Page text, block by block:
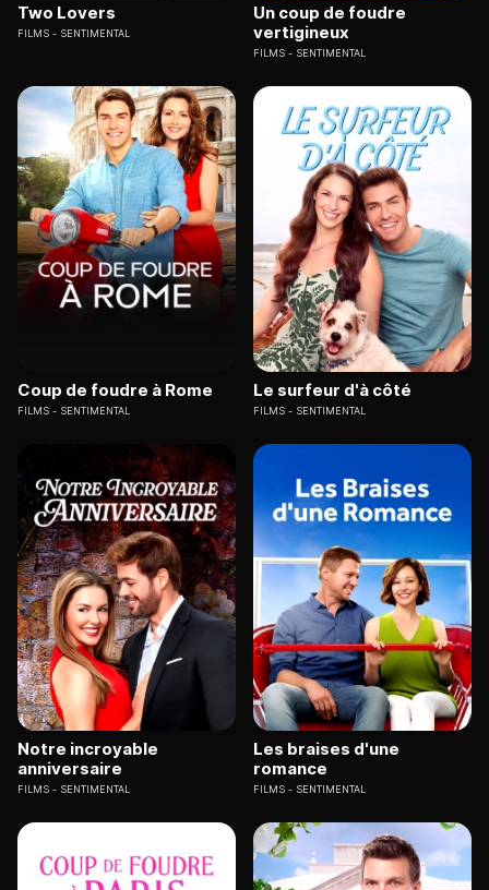
Two Lovers
FILMS SENTIMENTAL
Un coup de foudre
vertigineux
FILMS SENTIMENTAL
Coup de foudre à Rome
FILMS SENTIMENTAL
Le surfeur d'à côté
FILMS SENTIMENTAL
Notre incroyable
anniversaire
FILMS SENTIMENTAL
Les braises d'une
romance
FILMS SENTIMENTAL